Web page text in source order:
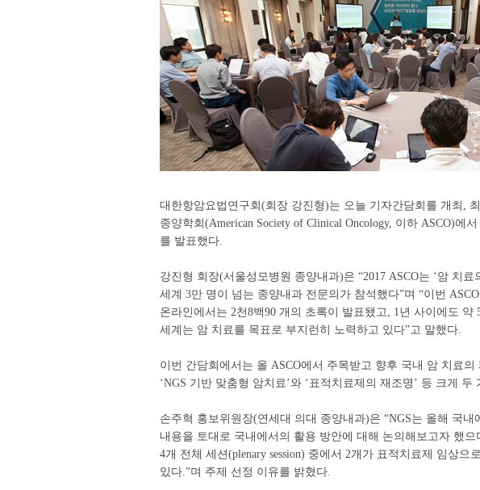
대한항암요법연구회(회장 강진형)는 오늘 기자간담회를 개최,
종양학회(American Society of Clinical Oncology, 이하 ASCO)에
를 발표했다.
강진형 회장(서울성모병원 종양내과)은 “2017 ASCO는 ‘암 치
세계 3만 명이 넘는 종양내과 전문의가 참석했다”며 “이번
온라인에서는 2천8백90 개의 초록이 발표됐고, 1년 사이에도 약
세계는 암 치료를 목표로 부지런히 노력하고 있다”고 말했다.
이번 간담회에서는 올 ASCO에서 주목받고 향후 국내 암 치료
‘NGS 기반 맞춤형 암치료’와 ‘표적치료제의 재조명’ 등 크게 두
손주혁 홍보위원장(연세대 의대 종양내과)은 “NGS는 올해 국내
내용을 토대로 국내에서의 활용 방안에 대해 논의해보고자 했
4개 전체 세션(plenary session) 중에서 2개가 표적치료제 임상
있다.”며 주제 선정 이유를 밝혔다.